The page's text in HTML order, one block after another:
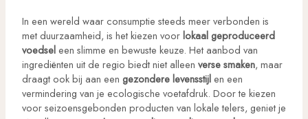
In een wereld waar consumptie steeds meer verbonden is
met duurzaamheid, is het kiezen voorlokaal geproduceerd
voedseleen slimme en bewuste keuze. Het aanbod van
ingrediënten uit de regio biedt niet alleen verse smaken, maar
draagt ook bij aan een gezondere levensstijlen een
vermindering van je ecologische voetafdruk. Door te kiezen
voor seizoensgebonden producten van lokale telers, geniet je